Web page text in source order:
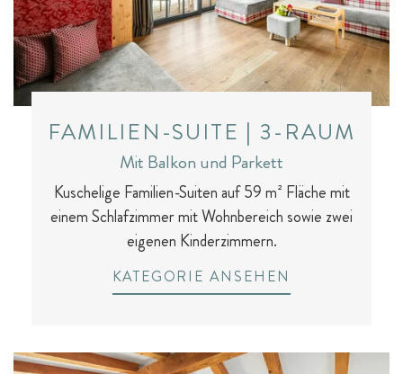
FAMILIEN-SUITE | 3-RAUM
Mit Balkon und Parkett
Kuschelige Familien-Suiten auf 59 m² Fläche mit
einem Schlafzimmer mit Wohnbereich sowie zwei
eigenen Kinderzimmern.
KATEGORIE ANSEHEN